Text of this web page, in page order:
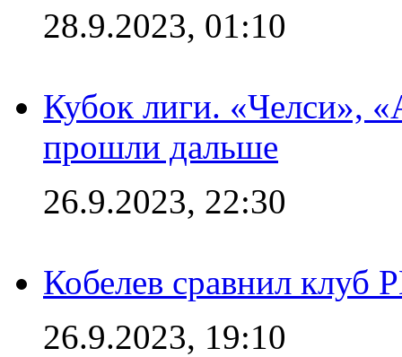
28.9.2023, 01:10
Кубок лиги. «Челси»,
прошли дальше
26.9.2023, 22:30
Кобелев сравнил клуб
26.9.2023, 19:10